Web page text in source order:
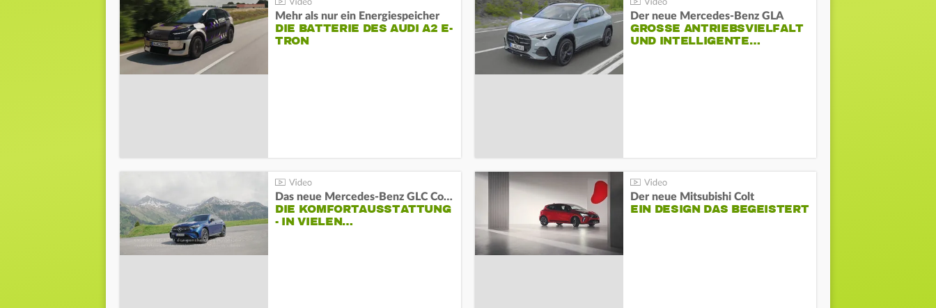
Mehr als nur ein Energiespeicher
DIE BATTERIE DES AUDI A2 E-
TRON
Der neue Mercedes-Benz GLA
GROSSE ANTRIEBSVIELFALT U
ND INTELLIGENTE…
Das neue Mercedes-Benz GLC Coupé
DIE KOMFORTAUSSTATTUNG
- IN VIELEN…
Der neue Mitsubishi Colt
EIN DESIGN DAS BEGEISTERT